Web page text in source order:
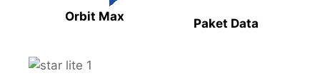
Orbit Max Paket Data